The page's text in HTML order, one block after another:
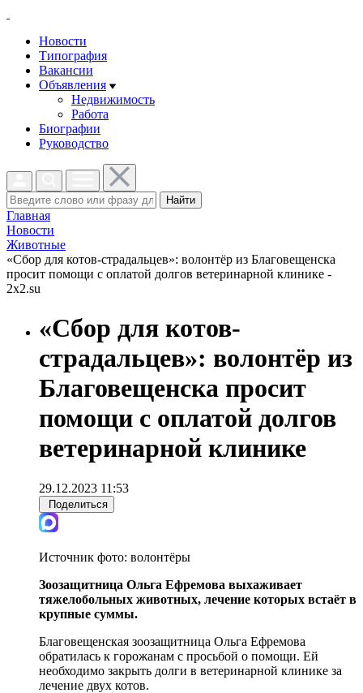
Новости
Типография
Вакансии
Объявления
Недвижимость
Работа
Биографии
Руководство
Найти
Главная
Новости
Животные
«Сбор для котов-страдальцев»: волонтёр из Благовещенска
просит помощи с оплатой долгов ветеринарной клинике -
2x2.su
«Сбор для котов-
страдальцев»: волонтёр из
Благовещенска просит
помощи с оплатой долгов
ветеринарной клинике
29.12.2023 11:53
Поделиться
Источник фото: волонтёры
Зоозащитница Ольга Ефремова выхаживает
тяжелобольных животных, лечение которых встаёт в
крупные суммы.
Благовещенская зоозащитница Ольга Ефремова
обратилась к горожанам с просьбой о помощи. Ей
необходимо закрыть долги в ветеринарной клинике за
лечение двух котов.